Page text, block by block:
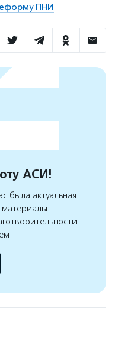
ПНИ
АСИ!
была актуальная